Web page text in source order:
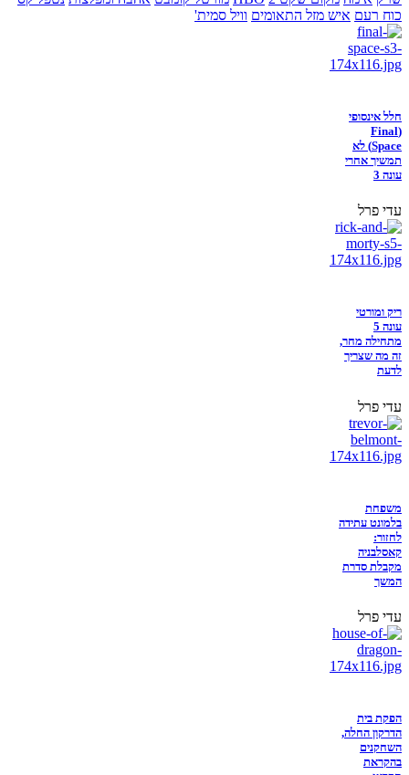
כוח רעם איש מזל התאומים וויל סמית'
חלל אינסופי
(Final
Space) לא
תמשיך אחרי
עונה 3
עדי פרל
ריק ומורטי
עונה 5
מתחילה מחר,
זה מה שצריך
לדעת
עדי פרל
משפחת
בלמונט עתידה
לחזור:
קאסלבניה
מקבלת סדרת
המשך
עדי פרל
הפקת בית
הדרקון החלה,
השחקנים
בהקראת